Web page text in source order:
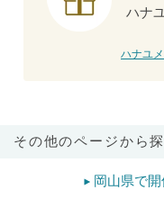
ハナ
ハナユ
その他のページから
岡山県で